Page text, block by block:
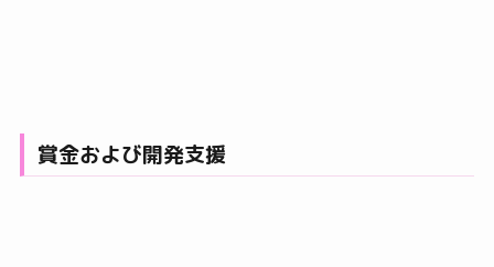
賞金および開発支援